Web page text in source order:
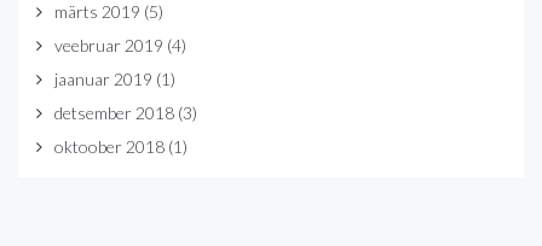
märts 2019 (5)
veebruar 2019 (4)
jaanuar 2019 (1)
detsember 2018 (3)
oktoober 2018 (1)